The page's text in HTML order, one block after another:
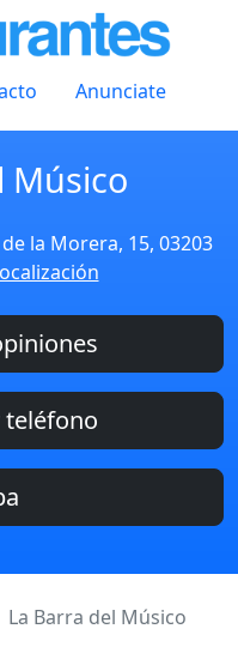
Anunciate
Músico
la Morera, 15, 03203
La Barra del Músico